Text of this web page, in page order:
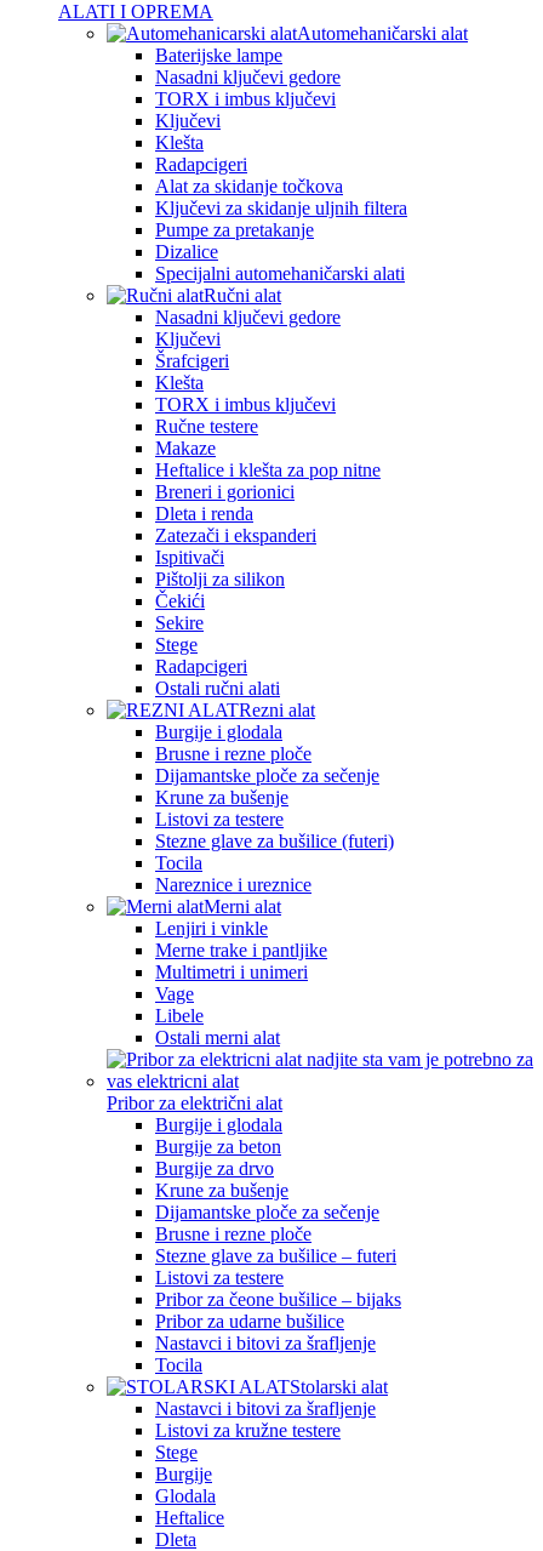
ALATI I OPREMA
Automehaničarski alat
Baterijske lampe
Nasadni ključevi gedore
TORX i imbus ključevi
Ključevi
Klešta
Radapcigeri
Alat za skidanje točkova
Ključevi za skidanje uljnih filtera
Pumpe za pretakanje
Dizalice
Specijalni automehaničarski alati
Ručni alat
Nasadni ključevi gedore
Ključevi
Šrafcigeri
Klešta
TORX i imbus ključevi
Ručne testere
Makaze
Heftalice i klešta za pop nitne
Breneri i gorionici
Dleta i renda
Zatezači i ekspanderi
Ispitivači
Pištolji za silikon
Čekići
Sekire
Stege
Radapcigeri
Ostali ručni alati
Rezni alat
Burgije i glodala
Brusne i rezne ploče
Dijamantske ploče za sečenje
Krune za bušenje
Listovi za testere
Stezne glave za bušilice (futeri)
Tocila
Nareznice i ureznice
Merni alat
Lenjiri i vinkle
Merne trake i pantljike
Multimetri i unimeri
Vage
Libele
Ostali merni alat
Pribor za električni alat
Burgije i glodala
Burgije za beton
Burgije za drvo
Krune za bušenje
Dijamantske ploče za sečenje
Brusne i rezne ploče
Stezne glave za bušilice – futeri
Listovi za testere
Pribor za čeone bušilice – bijaks
Pribor za udarne bušilice
Nastavci i bitovi za šrafljenje
Tocila
Stolarski alat
Nastavci i bitovi za šrafljenje
Listovi za kružne testere
Stege
Burgije
Glodala
Heftalice
Dleta